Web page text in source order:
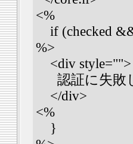
<%
if (checked
%>
<div style="">
認証に失敗
</div>
<%
}